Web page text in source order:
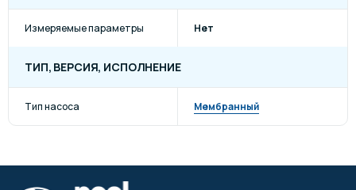
Измеряемые параметры Нет
ТИП, ВЕРСИЯ, ИСПОЛНЕНИЕ
Тип насоса Мембранный